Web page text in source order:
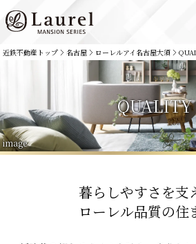
近鉄不動産トップ 名古屋 ローレルアイ名古屋大須
QUALITY
image
暮らしやすさを支
ローレル品質の住